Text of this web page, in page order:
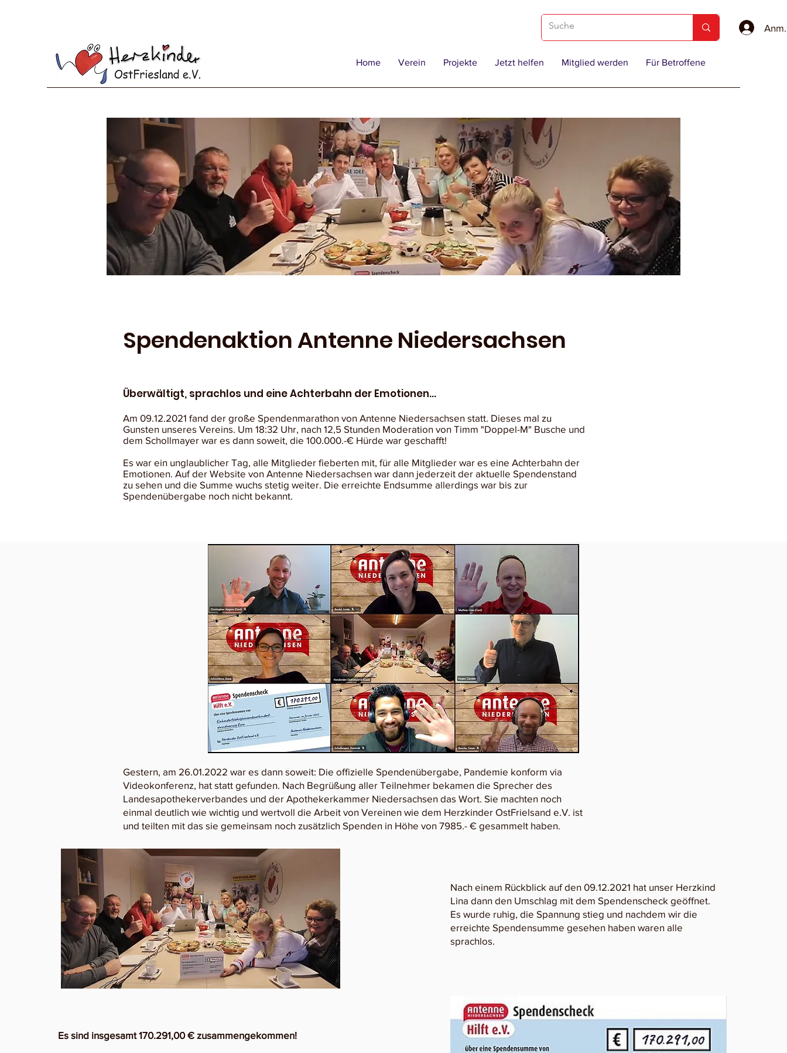
Home Verein Projekte Jetzt helfen Mitglied werden Für Betroffene
Spendenaktion Antenne Niedersachsen
Überwältigt, sprachlos und eine Achterbahn der Emotionen...
Am 09.12.2021 fand der große Spendenmarathon von Antenne Niedersachsen statt. Dieses mal zu
Gunsten unseres Vereins. Um 18:32 Uhr, nach 12,5 Stunden Moderation von Timm "Doppel-M" Busche und
dem Schollmayer war es dann soweit, die 100.000.-€ Hürde war geschafft!
Es war ein unglaublicher Tag, alle Mitglieder fieberten mit, für alle Mitglieder war es eine Achterbahn der
Emotionen. Auf der Website von Antenne Niedersachsen war dann jederzeit der aktuelle Spendenstand
zu sehen und die Summe wuchs stetig weiter. Die erreichte Endsumme allerdings war bis zur
Spendenübergabe noch nicht bekannt.
Gestern, am 26.01.2022 war es dann soweit: Die offizielle Spendenübergabe, Pandemie konform via
Videokonferenz, hat statt gefunden. Nach Begrüßung aller Teilnehmer bekamen die Sprecher des
Landesapothekerverbandes und der Apothekerkammer Niedersachsen das Wort. Sie machten noch
einmal deutlich wie wichtig und wertvoll die Arbeit von Vereinen wie dem Herzkinder OstFrielsand e.V. ist
und teilten mit das sie gemeinsam noch zusätzlich Spenden in Höhe von 7985.- € gesammelt haben.
Nach einem Rückblick auf den 09.12.2021 hat unser Herzkind
Lina dann den Umschlag mit dem Spendenscheck geöffnet.
Es wurde ruhig, die Spannung stieg und nachdem wir die
erreichte Spendensumme gesehen haben waren alle
sprachlos.
Es sind insgesamt 170.291,00 € zusammengekommen!